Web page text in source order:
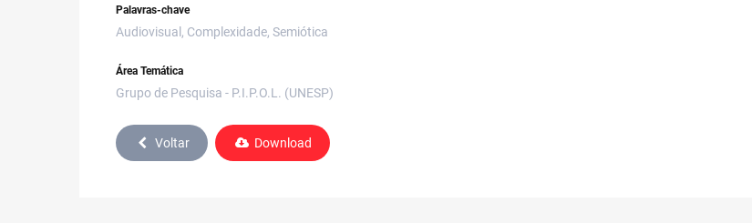
Palavras-chave
Audiovisual, Complexidade, Semiótica
Área Temática
Grupo de Pesquisa - P.I.P.O.L. (UNESP)
Voltar Download